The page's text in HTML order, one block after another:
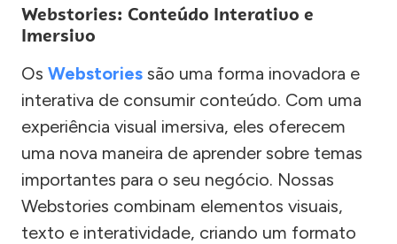
Webstories: Conteúdo Interativo e
Imersivo
Os Webstories são uma forma inovadora e
interativa de consumir conteúdo. Com uma
experiência visual imersiva, eles oferecem
uma nova maneira de aprender sobre temas
importantes para o seu negócio. Nossas
Webstories combinam elementos visuais,
texto e interatividade, criando um formato